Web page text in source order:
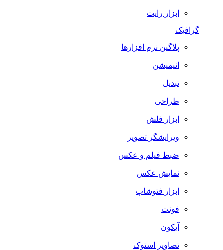
ابزار رایت
گرافیک
پلاگین نرم افزارها
انیمیشن
تبدیل
طراحی
ابزار فلش
ویرایشگر تصویر
ضبط فيلم و عكس
نمایش عکس
ابزار فتوشاپ
فونت
آیکون
تصاویر استوک